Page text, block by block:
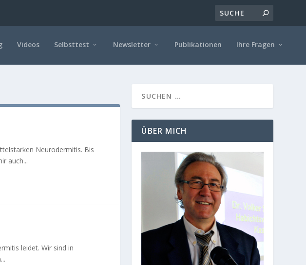
Videos Selbsttest Newsletter Publikationen Ihre Fragen
Neurodermitis. Bis
auch...
leidet. Wir sind in
ÜBER MICH